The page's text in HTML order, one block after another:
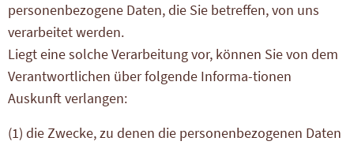
personenbezogene Daten, die Sie betreffen, von uns
verarbeitet werden.
Liegt eine solche Verarbeitung vor, können Sie von dem
Verantwortlichen über folgende Informa-tionen
Auskunft verlangen:
(1) die Zwecke, zu denen die personenbezogenen Daten